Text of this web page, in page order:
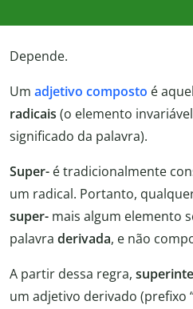
Depende.
Um adjetivo composto é
radicais (o elemento
significado da palavra).
Super- é tradicionalmente
um radical. Portanto,
super- mais algum elemento
palavra derivada, e não
A partir dessa regra,
um adjetivo derivado (prefixo